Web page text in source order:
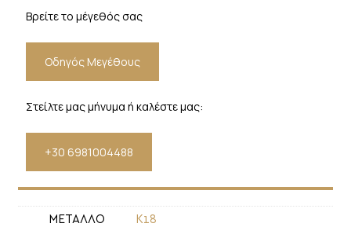
Βρείτε το μέγεθός σας
Οδηγός Μεγέθους
Στείλτε μας μήνυμα ή καλέστε μας:
+30 6981004488
ΜΕΤΑΛΛΟ Κ18